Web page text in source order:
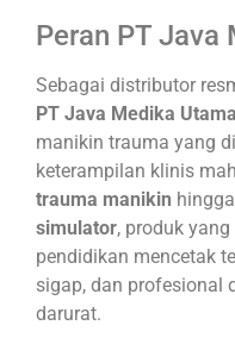
Peran PT Java
Sebagai distributor
PT Java Medika Utama
manikin trauma yang
keterampilan klinis
trauma manikin hingga
simulator, produk
pendidikan mencetak
sigap, dan profesional
darurat.